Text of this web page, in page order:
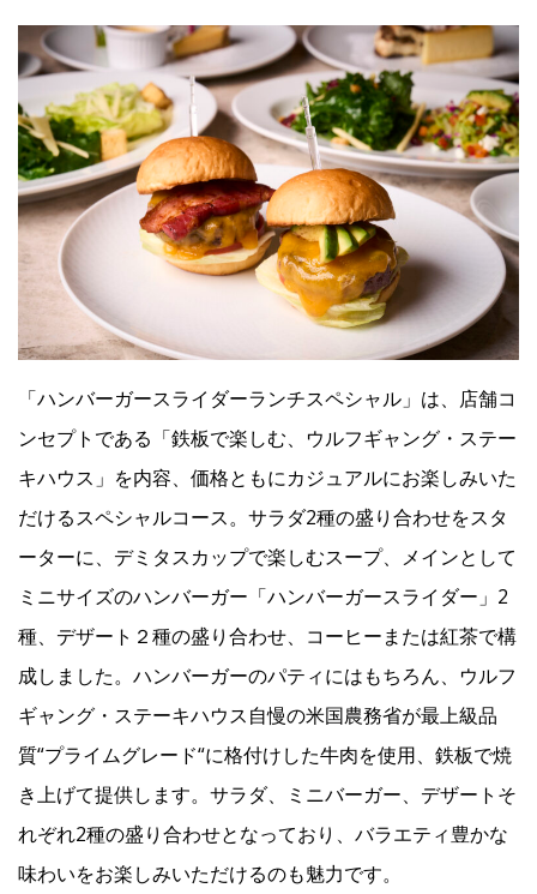
「ハンバーガースライダーランチスペシャル」は、店舗コ
ンセプトである「鉄板で楽しむ、ウルフギャング・ステー
キハウス」を内容、価格ともにカジュアルにお楽しみいた
だけるスペシャルコース。サラダ2種の盛り合わせをスタ
ーターに、デミタスカップで楽しむスープ、メインとして
ミニサイズのハンバーガー「ハンバーガースライダー」2
種、デザート２種の盛り合わせ、コーヒーまたは紅茶で構
成しました。ハンバーガーのパティにはもちろん、ウルフ
ギャング・ステーキハウス自慢の米国農務省が最上級品
質“プライムグレード“に格付けした牛肉を使用、鉄板で焼
き上げて提供します。サラダ、ミニバーガー、デザートそ
れぞれ2種の盛り合わせとなっており、バラエティ豊かな
味わいをお楽しみいただけるのも魅力です。